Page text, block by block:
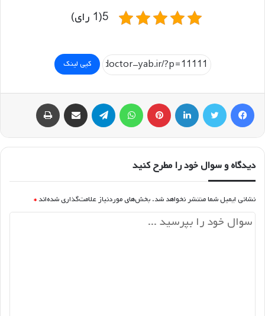
5(1 رای)
کپی لینک
فیسبوک توییتر لینکداین پینتریست تلگرام اشتراک گذاری با ایمیل
دیدگاه و سوال خود را مطرح کنید
نشانی ایمیل شما منتشر نخواهد شد. بخش‌های موردنیاز علامت‌گذاری شده‌اند *